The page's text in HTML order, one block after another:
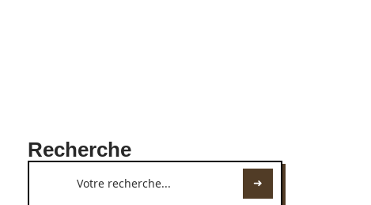
Recherche